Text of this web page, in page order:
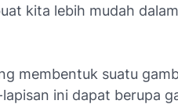
kita lebih mudah
membentuk suatu
ini dapat berupa